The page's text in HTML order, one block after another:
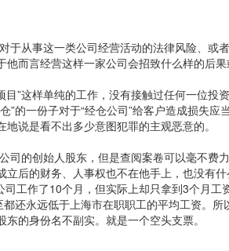
于从事这一类公司经营活动的法律风险、或
而言经营这样一家公司会招致什么样的后果
”这样单纯的工作，没有接触过任何一位投
”的一份子对于“经仓公司”给客户造成损失应
说是看不出多少意图犯罪的主观恶意的。
司的创始人股东，但是查阅案卷可以毫不费
后的财务、人事权也不在他手上，也没有
工作了10个月，但实际上却只拿到3个月工
还永远低于上海市在职职工的平均工资。所
的身份名不副实。就是一个空头支票。